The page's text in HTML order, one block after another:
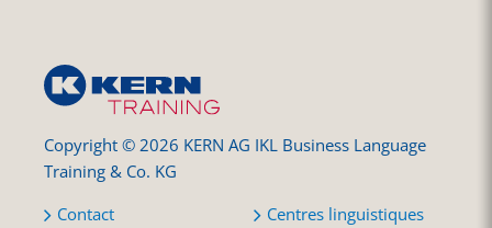
Copyright © 2026 KERN AG IKL Business Language
Training & Co. KG
Contact
Centres linguistiques